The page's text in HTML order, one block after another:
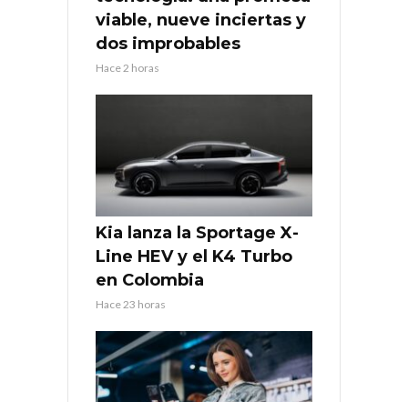
viable, nueve inciertas y
dos improbables
Hace 2 horas
Kia lanza la Sportage X-
Line HEV y el K4 Turbo
en Colombia
Hace 23 horas